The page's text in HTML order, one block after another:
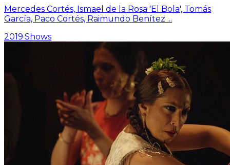
Mercedes Cortés, Ismael de la Rosa 'El Bola', Tomás
García, Paco Cortés, Raimundo Benítez ...
2019·Shows